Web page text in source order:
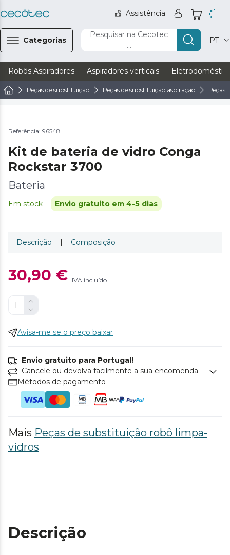
Assistência
Categorias
Pesquisar na Cecotec
...
PT
Robôs Aspiradores Aspiradores verticais
Peças de substituição Peças de substituição aspiração Peças
Referência: 96548
Kit de bateria de vidro Conga
Rockstar 3700
Bateria
Em stock Envio gratuito em 4-5 dias
Descrição | Composição
30,90 € IVA incluído
Avisa-me se o preço baixar
Envio gratuito para Portugal!
Cancele ou devolva facilmente a sua encomenda.
Métodos de pagamento
Mais Peças de substituição robô limpa-
vidros
Descrição